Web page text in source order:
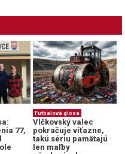
77,
Futbalová glosa
Vlčkovský valec
pokračuje víťazne,
takú sériu pamätajú
len maľby